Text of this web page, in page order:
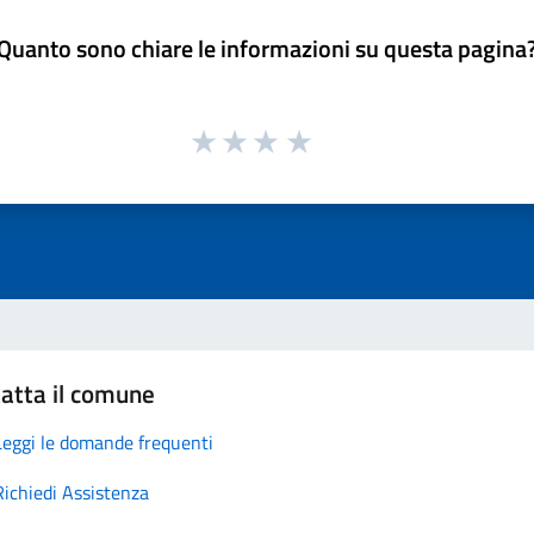
sono chiare le informazioni su questa
il comune
le domande frequenti
Assistenza